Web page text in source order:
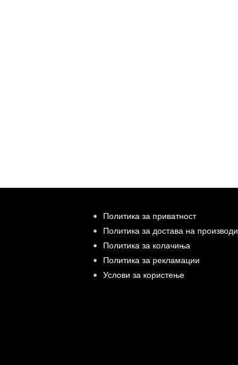
Политика за приватност
Политика за достава на производи
Политика за колачиња
Политика за рекламации
Услови за користење